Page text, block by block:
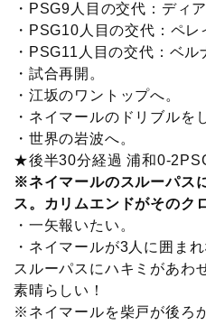
・PSG9人目の交代：ディ
・PSG10人目の交代：ペ
・PSG11人目の交代：ベ
・試合再開。
・江坂のワントップへ。
・ネイマールのドリブルを
・世界の岩波へ。
★後半30分経過 浦和0-
※ネイマールのスルーパス
ス。カリムエンドがそのク
・一矢報いたい。
・ネイマールが3人に囲ま
スルーパスにハキミがあわ
素晴らしい！
※ネイマールを柴戸が後ろ